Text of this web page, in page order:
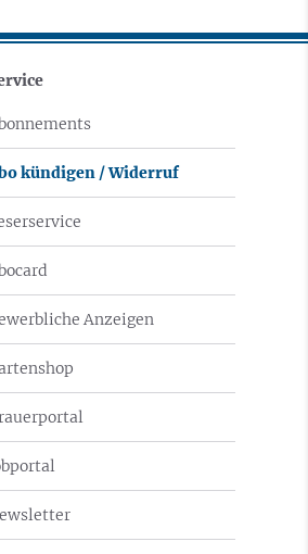
kündigen / Widerruf
Anzeigen